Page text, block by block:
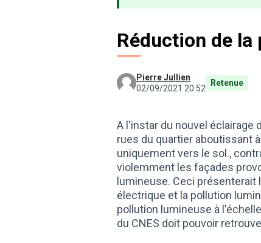
Réduction de
Pierre Jullien
02/09/2021 20:52
Retenue
A l'instar du nouvel éclairage
rues du quartier aboutissant
uniquement vers le sol.,
violemment les façades
lumineuse. Ceci
électrique et la pollution
pollution lumineuse à
du CNES doit pouvoir